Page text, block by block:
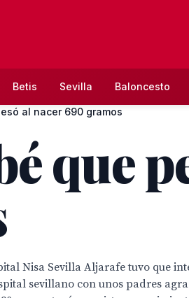
Betis Sevilla Baloncesto
al nacer 690 gramos
que
Nisa Sevilla Aljarafe tuvo que
sevillano con unos padres